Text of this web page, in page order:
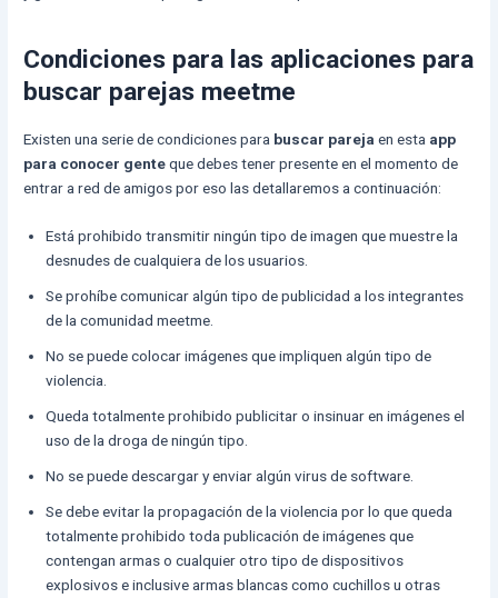
Condiciones para las aplicaciones para
buscar parejas meetme
Existen una serie de condiciones para buscar pareja en esta app
para conocer genteque debes tener presente en el momento de
entrar a red de amigos por eso las detallaremos a continuación:
Está prohibido transmitir ningún tipo de imagen que muestre la
desnudes de cualquiera de los usuarios.
Se prohíbe comunicar algún tipo de publicidad a los integrantes
de la comunidad meetme.
No se puede colocar imágenes que impliquen algún tipo de
violencia.
Queda totalmente prohibido publicitar o insinuar en imágenes el
uso de la droga de ningún tipo.
No se puede descargar y enviar algún virus de software.
Se debe evitar la propagación de la violencia por lo que queda
totalmente prohibido toda publicación de imágenes que
contengan armas o cualquier otro tipo de dispositivos
explosivos e inclusive armas blancas como cuchillos u otras